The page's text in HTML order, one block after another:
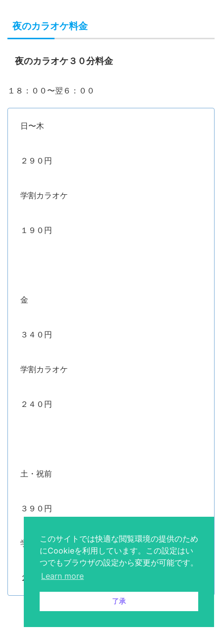
夜のカラオケ料金
夜のカラオケ３０分料金
１８：００〜翌６：００
日〜木
２９０円
学割カラオケ
１９０円
金
３４０円
学割カラオケ
２４０円
土・祝前
３９０円
学割カラオケ
２９０円
このサイトでは快適な閲覧環境の提供のため
にCookieを利用しています。この設定はい
つでもブラウザの設定から変更が可能です。
Learn more
了承